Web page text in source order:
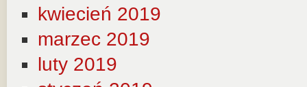
kwiecień 2019
marzec 2019
luty 2019